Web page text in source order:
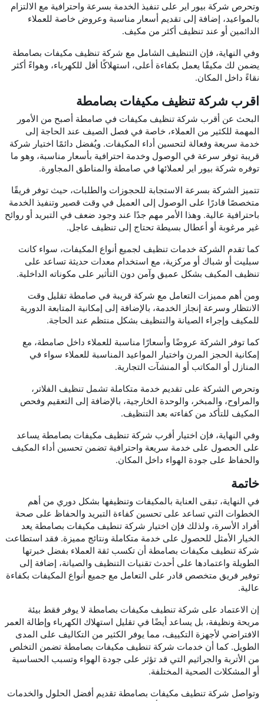
وتحرص شركة بيور اير على تنفيذ الخدمة بسرعة واحترافية مع الالتزام
بالمواعيد، إضافة إلى تقديم أسعار مناسبة وعروض خاصة للعملاء
الدائمين أو عند تنظيف أكثر من مكيف.
وفي النهاية، فإن التنظيف الشامل مع شركة تنظيف مكيفات بصامطة
يضمن لك مكيفًا يعمل بكفاءة أعلى، استهلاكًا أقل للكهرباء، وهواءً أكثر
نقاءً داخل المكان.
اقرب شركة تنظيف مكيفات بصامطة
البحث عن أقرب شركة تنظيف مكيفات في صامطة أصبح من الأمور
المهمة للكثير من العملاء، خاصة في فصل الصيف عند الحاجة إلى
خدمة سريعة وفعالة لتحسين أداء المكيفات. ويُفضل دائمًا اختيار شركة
قريبة توفر سرعة في الوصول وخدمة احترافية بأسعار مناسبة، وهو ما
توفره شركة بيور اير لعملائها في صامطة والمناطق المجاورة.
تتميز الشركة بسرعة الاستجابة للحجوزات والطلبات، حيث توفر فريقًا
متخصصًا قادرًا على الوصول إلى العميل في وقت قصير وتنفيذ الخدمة
باحترافية عالية. وهذا الأمر مهم جدًا عند وجود ضعف في التبريد أو روائح
غير مرغوبة أو أعطال بسيطة تحتاج إلى تنظيف عاجل.
كما تقدم الشركة خدمات تنظيف لجميع أنواع المكيفات، سواء كانت
سبليت أو شباك أو مركزية، مع استخدام معدات حديثة تساعد على
تنظيف المكيف بشكل عميق وآمن دون التأثير على مكوناته الداخلية.
ومن أهم مميزات التعامل مع شركة قريبة في صامطة تقليل وقت
الانتظار وسرعة إنجاز الخدمة، بالإضافة إلى إمكانية المتابعة الدورية
للمكيف وإجراء الصيانة والتنظيف بشكل منتظم عند الحاجة.
كما توفر الشركة عروضًا وأسعارًا مناسبة للعملاء داخل صامطة، مع
إمكانية الحجز المرن واختيار المواعيد المناسبة للعملاء سواء في
المنازل أو المكاتب أو المنشآت التجارية.
وتحرص الشركة على تقديم خدمة متكاملة تشمل تنظيف الفلاتر،
والمراوح، والمبخر، والوحدة الخارجية، بالإضافة إلى التعقيم وفحص
المكيف للتأكد من كفاءته بعد التنظيف.
وفي النهاية، فإن اختيار أقرب شركة تنظيف مكيفات بصامطة يساعد
على الحصول على خدمة سريعة واحترافية تضمن تحسين أداء المكيف
والحفاظ على جودة الهواء داخل المكان.
خاتمة
في النهاية، تبقى العناية بالمكيفات وتنظيفها بشكل دوري من أهم
الخطوات التي تساعد على تحسين كفاءة التبريد والحفاظ على صحة
أفراد الأسرة، ولذلك فإن اختيار شركة تنطيف مكيفات بصامطة يعد
الخيار الأمثل للحصول على خدمة متكاملة ونتائج مميزة. فقد استطاعت
شركة تنطيف مكيفات بصامطة أن تكسب ثقة العملاء بفضل خبرتها
الطويلة واعتمادها على أحدث تقنيات التنظيف والصيانة، إضافة إلى
توفير فريق متخصص قادر على التعامل مع جميع أنواع المكيفات بكفاءة
عالية.
إن الاعتماد على شركة تنطيف مكيفات بصامطة لا يوفر فقط بيئة
مريحة ونظيفة، بل يساعد أيضًا في تقليل استهلاك الكهرباء وإطالة العمر
الافتراضي لأجهزة التكييف، مما يوفر الكثير من التكاليف على المدى
الطويل. كما أن خدمات شركة تنطيف مكيفات بصامطة تضمن التخلص
من الأتربة والجراثيم التي قد تؤثر على جودة الهواء وتسبب الحساسية
أو المشكلات الصحية المختلفة.
وتواصل شركة تنطيف مكيفات بصامطة تقديم أفضل الحلول والخدمات